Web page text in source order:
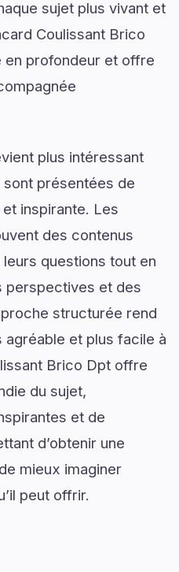
sujet plus vivant et
Coulissant Brico
en profondeur et offre
plus intéressant
présentées de
inspirante. Les
des contenus
questions tout en
perspectives et des
structurée rend
et plus facile à
Brico Dpt offre
du sujet,
et de
d’obtenir une
mieux imaginer
peut offrir.